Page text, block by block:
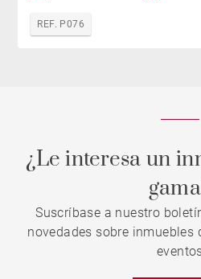
REF. P076
¿Le interesa un
Suscríbase a nuestro
novedades sobre inmuebles